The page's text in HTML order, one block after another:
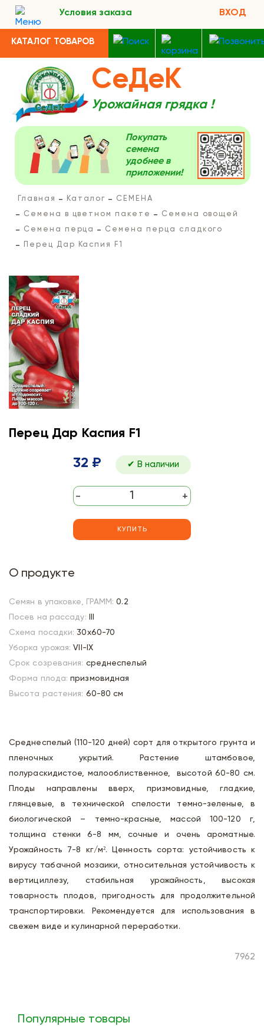
Условия заказа ВХОД
КАТАЛОГ ТОВАРОВ
СеДеК
Урожайная грядка !
Покупать
семена
удобнее в
приложении!
Главная Каталог
СЕМЕНА
Семена в цветном пакете
Семена овощей
Семена перца
Семена перца сладкого
Перец Дар Каспия F1
Перец Дар Каспия F1
32 ₽ ✔ В наличии
- +
КУПИТЬ
О продукте
Семян в упаковке, ГРАММ: 0.2
Посев на рассаду:
Схема посадки: 30х60-70
Уборка урожая: VII-IX
Срок созревания: среднеспелый
Форма плода: призмовидная
Высота растения: 60-80 см
Среднеспелый (110-120 дней) сорт для открытого грунта и
пленочных укрытий. Растение штамбовое,
полураскидистое, малооблиственное, высотой 60-80 см.
Плоды направлены вверх, призмовидные, гладкие,
глянцевые, в технической спелости темно-зеленые, в
биологической – темно-красные, массой 100-120 г,
толщина стенки 6-8 мм, сочные и очень ароматные.
Урожайность 7-8 кг/м². Ценность сорта: устойчивость к
вирусу табачной мозаики, относительная устойчивость к
вертициллезу, стабильная урожайность, высокая
товарность плодов, пригодность для продолжительной
транспортировки. Рекомендуется для использования в
свежем виде и кулинарной переработки.
7962
Популярные товары